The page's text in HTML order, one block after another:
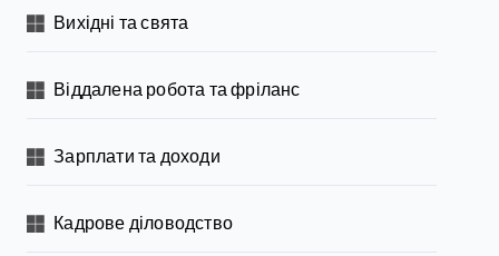
Вихідні та свята
Віддалена робота та фріланс
Зарплати та доходи
Кадрове діловодство